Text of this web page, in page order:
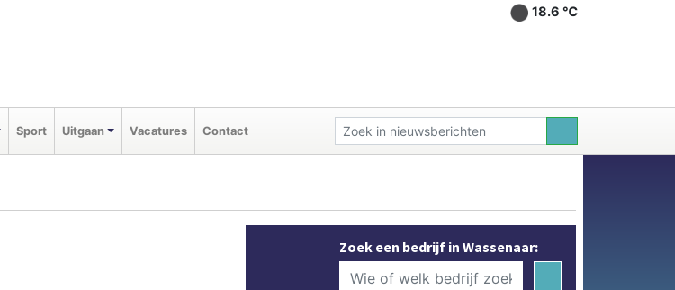
18.6 ℃
Sport Uitgaan Vacatures Contact
Zoek een bedrijf in Wassenaar: